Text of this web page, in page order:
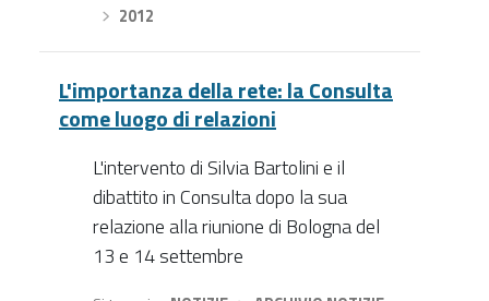
2012
L'importanza della rete: la Consulta
come luogo di relazioni
L'intervento di Silvia Bartolini e il
dibattito in Consulta dopo la sua
relazione alla riunione di Bologna del
13 e 14 settembre